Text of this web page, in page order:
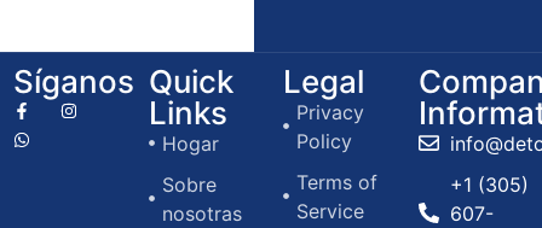
Síganos Quick
Links
Hogar
Sobre
nosotras
Legal
Privacy
Policy
Terms of
Service
+1 (305)
607-